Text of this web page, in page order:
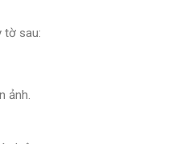
tờ sau:
ảnh.